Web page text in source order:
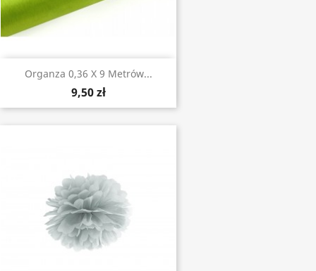
Organza 0,36 X 9 Metrów...
9,50 zł